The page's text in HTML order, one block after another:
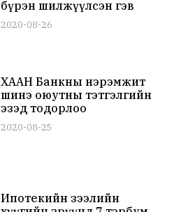
бүрэн шилжүүлсэн гэв
2020-08-26
ХААН Банкны нэрэмжит
шинэ оюутны тэтгэлгийн
эзэд тодорлоо
2020-08-25
Ипотекийн зээлийн